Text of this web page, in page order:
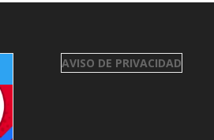
AVISO DE PRIVACIDAD